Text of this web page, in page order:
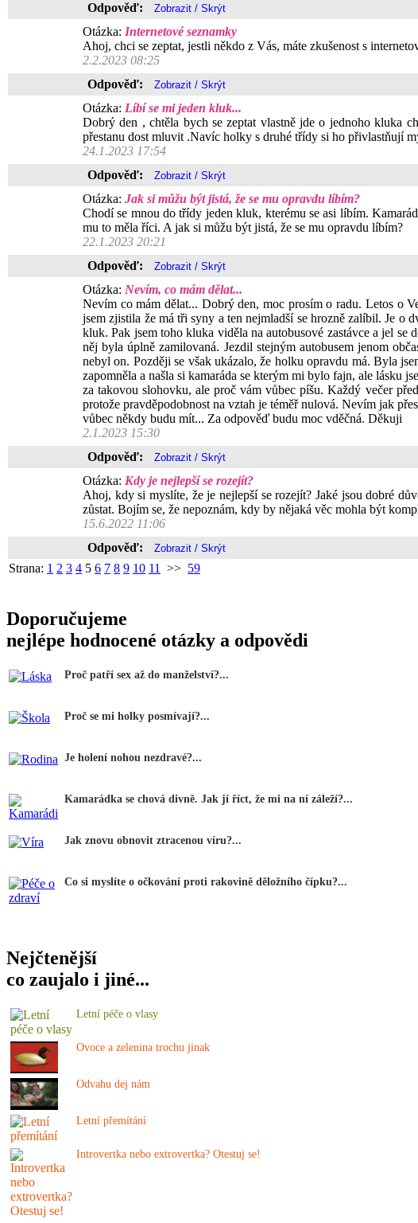
Odpověď:
Otázka: Internetové seznamky
Ahoj, chci se zeptat, jestli někdo z Vás, máte zkušenost s
2.2.2023 08:25
Odpověď:
Otázka: Líbí se mi jeden kluk...
Dobrý den , chtěla bych se zeptat vlastně jde o jednoho kluka
přestanu dost mluvit .Navíc holky s druhé třídy si ho přivlastňují
24.1.2023 17:54
Odpověď:
Otázka: Jak si můžu být jistá, že se mu opravdu líbím?
Chodí se mnou do třídy jeden kluk, kterému se asi líbím.
mu to měla říci. A jak si můžu být jistá, že se mu opravdu líbím?
22.1.2023 20:21
Odpověď:
Otázka: Nevím, co mám dělat...
Nevím co mám dělat... Dobrý den, moc prosím o radu. Letos o
jsem zjistila že má tři syny a ten nejmladší se hrozně zalíbil. Je o
kluk. Pak jsem toho kluka viděla na autobusové zastávce a jel se
něj byla úplně zamilovaná. Jezdil stejným autobusem jenom
nebyl on. Později se však ukázalo, že holku opravdu má. Byla
zapomněla a našla si kamaráda se kterým mi bylo fajn, ale lásku
za takovou slohovku, ale proč vám vůbec píšu. Každý večer
protože pravděpodobnost na vztah je téměř nulová. Nevím jak
vůbec někdy budu mít... Za odpověď budu moc vděčná. Děkuji
2.1.2023 15:30
Odpověď:
Otázka: Kdy je nejlepší se rozejít?
Ahoj, kdy si myslíte, že je nejlepší se rozejít? Jaké jsou dobré
zůstat. Bojím se, že nepoznám, kdy by nějaká věc mohla být
15.6.2022 11:06
Odpověď:
Strana: 1 2 3 4 5 6 7 8 9 10 11 >> 59
Doporučujeme
nejlépe hodnocené otázky a odpovědi
Proč patří sex až do manželství?...
Proč se mi holky posmívají?...
Je holení nohou nezdravé?...
Kamarádka se chová divně. Jak jí říct, že mi na ní záleží?...
Jak znovu obnovit ztracenou víru?...
Co si myslíte o očkování proti rakovině děložního čípku?...
Nejčtenější
co zaujalo i jiné...
Letní péče o vlasy
Ovoce a zelenina trochu jinak
Odvahu dej nám
Letní přemítání
Introvertka nebo extrovertka? Otestuj se!